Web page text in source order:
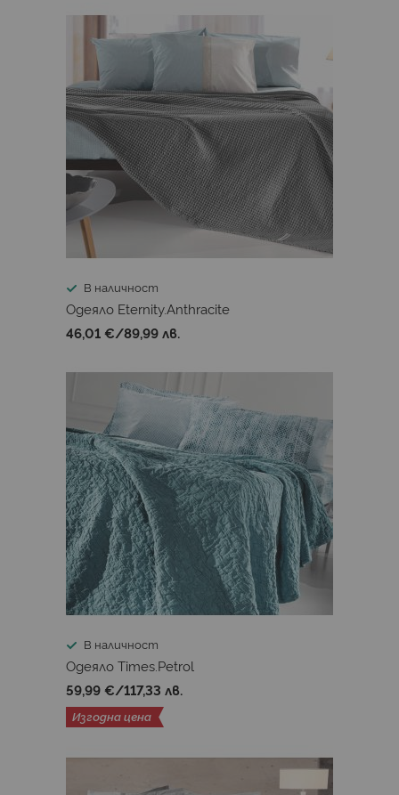
В наличност
Одеяло Eternity.Anthracite
46,01 €/89,99 лв.
В наличност
Одеяло Times.Petrol
59,99 €/117,33 лв.
Изгодна цена